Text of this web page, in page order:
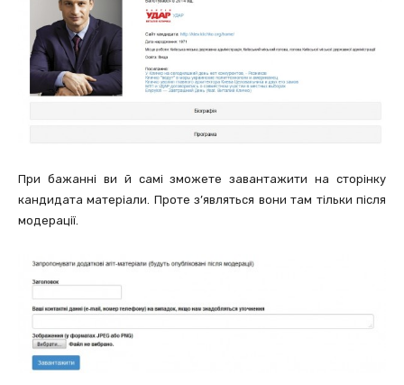
При бажанні ви й самі зможете завантажити на сторінку
кандидата матеріали. Проте з’являться вони там тільки після
модерації.